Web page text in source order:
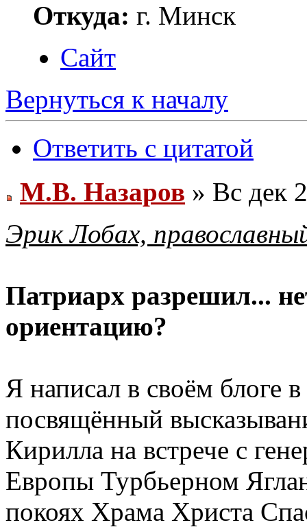
Откуда: г. Минск
Сайт
Вернуться к началу
Ответить с цитатой
М.В. Назаров » Вс дек
Эрик Лобах,
Патриарх разрешил...
ориентацию?
Я написал в своём блоге
посвящённый
Кирилла на встрече с
Европы Турбьерном
покоях Храма Христа